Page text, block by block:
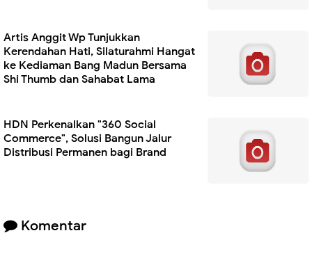
Artis Anggit Wp Tunjukkan
Kerendahan Hati, Silaturahmi Hangat
ke Kediaman Bang Madun Bersama
Shi Thumb dan Sahabat Lama
HDN Perkenalkan "360 Social
Commerce", Solusi Bangun Jalur
Distribusi Permanen bagi Brand
Komentar